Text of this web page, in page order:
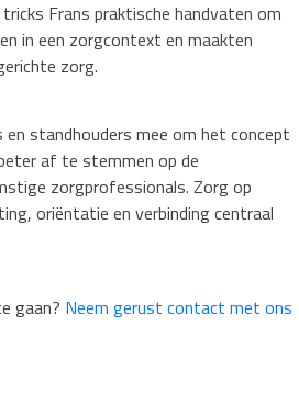
Frans praktische handvaten om
in een zorgcontext en maakten
zorg.
en standhouders mee om het concept
af te stemmen op de
zorgprofessionals. Zorg op
oriëntatie en verbinding centraal
gaan? Neem gerust contact met ons